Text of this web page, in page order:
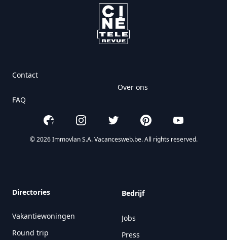
Contact
FAQ
Over ons
FacebookInstagramTwitter PinterestYouTube
© 2026 Immovlan S.A. Vacancesweb.be. All rights reserved.
Directories
Vakantiewoningen
Round trip
Bedrijf
Jobs
Press